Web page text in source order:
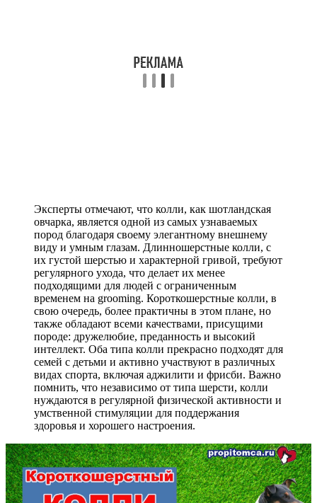
Эксперты отмечают, что колли, как шотландская
овчарка, является одной из самых узнаваемых
пород благодаря своему элегантному внешнему
виду и умным глазам. Длинношерстные колли, с
их густой шерстью и характерной гривой, требуют
регулярного ухода, что делает их менее
подходящими для людей с ограниченным
временем на grooming. Короткошерстные колли, в
свою очередь, более практичны в этом плане, но
также обладают всеми качествами, присущими
породе: дружелюбие, преданность и высокий
интеллект. Оба типа колли прекрасно подходят для
семей с детьми и активно участвуют в различных
видах спорта, включая аджилити и фрисби. Важно
помнить, что независимо от типа шерсти, колли
нуждаются в регулярной физической активности и
умственной стимуляции для поддержания
здоровья и хорошего настроения.